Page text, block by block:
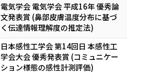
電気学会 電気学会 平成16年 優秀論
文発表賞 (鼻部皮膚温度分布に基づ
く伝達情報理解度の推定法)
日本感性工学会 第14回日 本感性工
学会大会 優秀発表賞 (コミュニケー
ション様態の感性計測評価)